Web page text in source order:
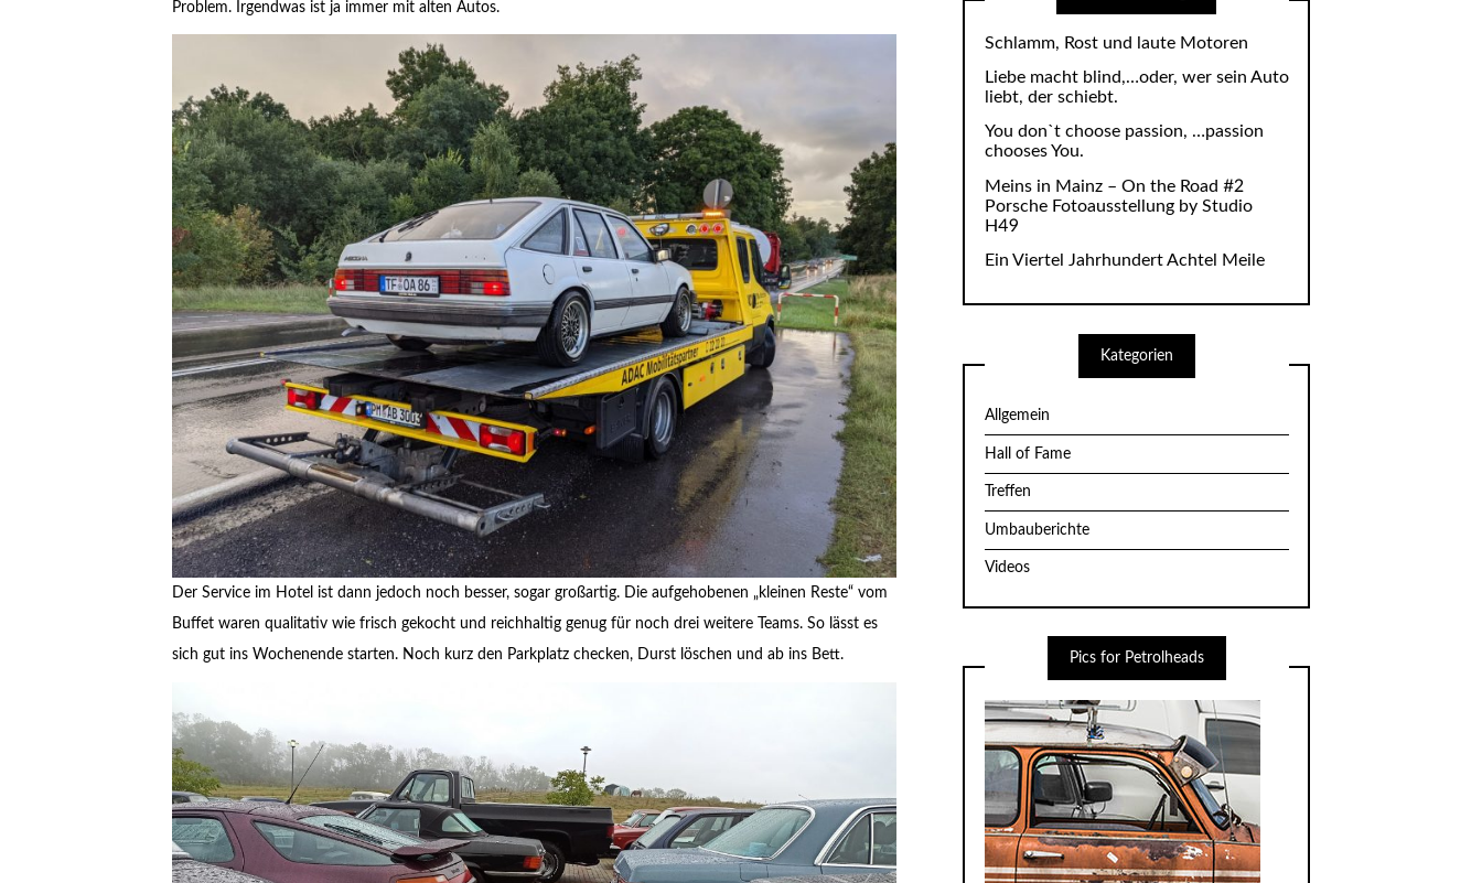
Problem. Irgendwas ist ja immer mit alten Autos.
Der Service im Hotel ist dann jedoch noch besser, sogar großartig. Die aufgehobenen „kleinen Reste“ vom
Buffet waren qualitativ wie frisch gekocht und reichhaltig genug für noch drei weitere Teams. So lässt es
sich gut ins Wochenende starten. Noch kurz den Parkplatz checken, Durst löschen und ab ins Bett.
Schlamm, Rost und laute Motoren
Liebe macht blind,…oder, wer sein Auto
liebt, der schiebt.
You don`t choose passion, …passion
chooses You.
Meins in Mainz – On the Road #2
Porsche Fotoausstellung by Studio
H49
Ein Viertel Jahrhundert Achtel Meile
Kategorien
Allgemein
Hall of Fame
Treffen
Umbauberichte
Videos
Pics for Petrolheads